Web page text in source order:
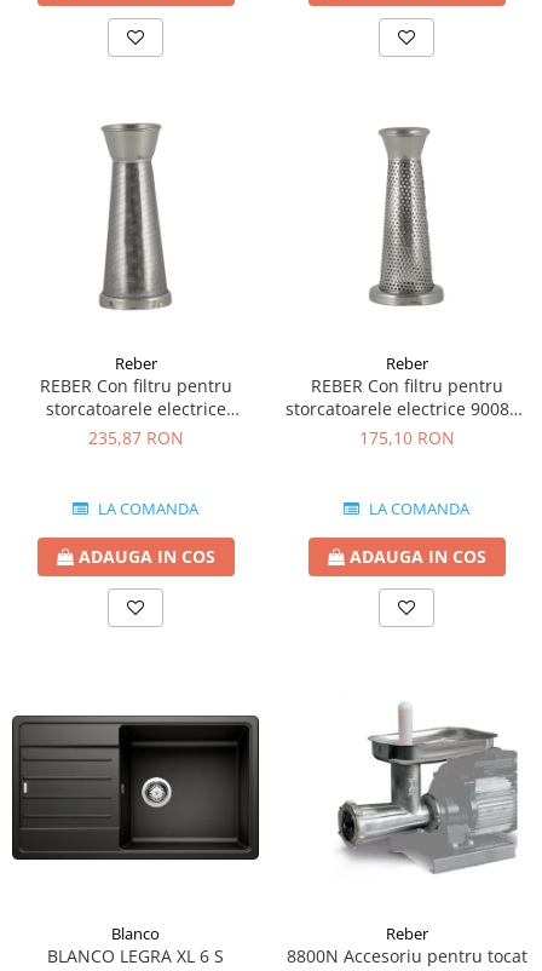
Reber
REBER Con filtru pentru
storcatoarele electrice
9000NPSP, 9000N 9004N (1.1
235,87 RON
LA COMANDA
ADAUGA IN COS
Reber
REBER Con filtru pentru
storcatoarele electrice 9008N-
2.5 MM
175,10 RON
LA COMANDA
ADAUGA IN COS
Blanco
BLANCO LEGRA XL 6 S
Reber
8800N Accesoriu pentru tocat